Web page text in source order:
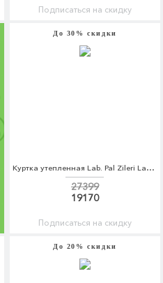
Подписаться на скидку
До 30% скидки
Куртка утепленная Lab. Pal Zileri Lab. Pal Zileri LA059EMCEJK4
27399
19170
Подписаться на скидку
До 20% скидки